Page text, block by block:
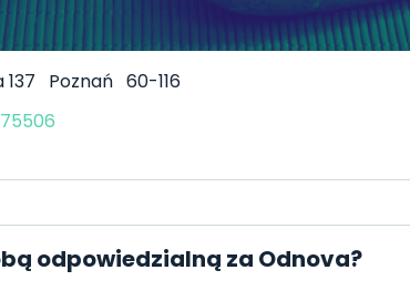
Poznań 60-116
odpowiedzialną za Odnova?